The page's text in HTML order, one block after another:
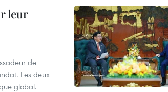
leur
de
Les deux
global.